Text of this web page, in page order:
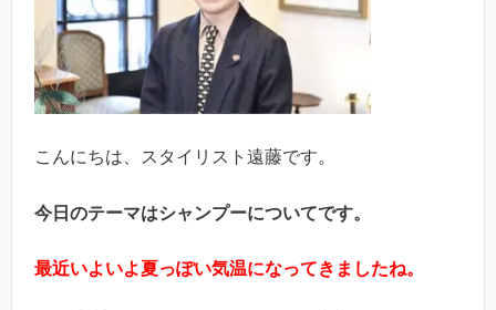
こんにちは、スタイリスト遠藤です。
今日のテーマはシャンプーについてです。
最近いよいよ夏っぽい気温になってきましたね。